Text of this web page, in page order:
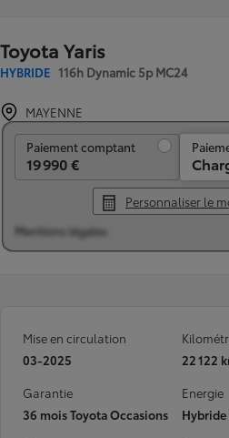
Toyota Yaris
HYBRIDE 116h Dynamic 5p MC24
MAYENNE
Paiement comptant
19 990 €
Personnaliser le
Mentions légales
Mise en circulation
03-2025
22 122
Garantie
36 mois Toyota Occasions
Energie
Hybride